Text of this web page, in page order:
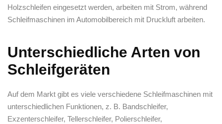
Holzschleifen eingesetzt werden, arbeiten mit Strom, während
Schleifmaschinen im Automobilbereich mit Druckluft arbeiten.
Unterschiedliche Arten von
Schleifgeräten
Auf dem Markt gibt es viele verschiedene Schleifmaschinen mit
unterschiedlichen Funktionen, z. B. Bandschleifer,
Exzenterschleifer, Tellerschleifer, Polierschleifer,